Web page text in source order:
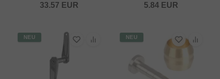
33.57 EUR 5.84 EUR
NEU NEU